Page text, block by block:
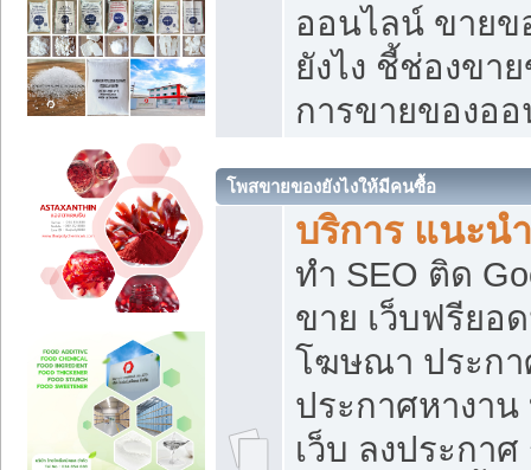
ออนไลน์ ขายข
ยังไง ชี้ช่องขา
การขายของอ
โพสขายของยังไงให้มีคนซื้อ
บริการ แนะน
ทำ SEO ติด
ขาย เว็บฟรียอ
โฆษณา ประกา
ประกาศหางา
เว็บ ลงประกา